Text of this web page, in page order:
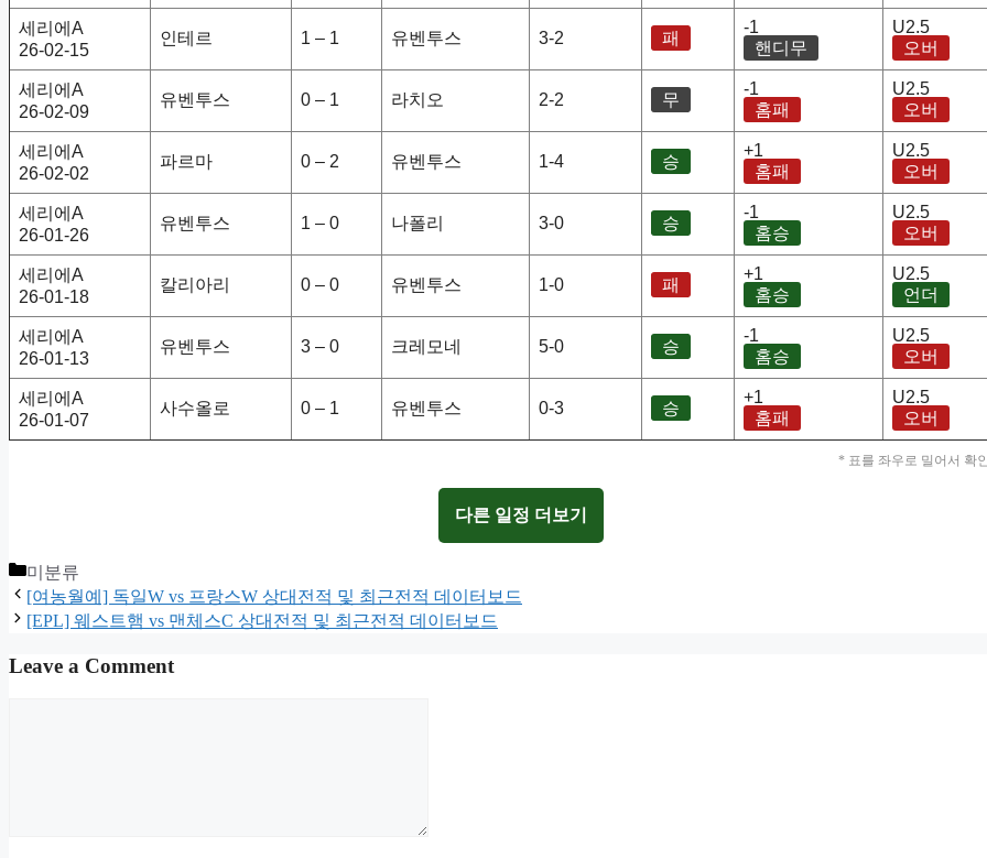
세리에A
26-02-15
인테르 1 – 1 유벤투스 3-2 패
-1
핸디무
U2.5
오버
세리에A
26-02-09
유벤투스 0 – 1 라치오 2-2 무
-1
홈패
U2.5
오버
세리에A
26-02-02
파르마 0 – 2 유벤투스 1-4 승
+1
홈패
U2.5
오버
세리에A
26-01-26
유벤투스 1 – 0 나폴리 3-0 승
-1
홈승
U2.5
오버
세리에A
26-01-18
칼리아리 0 – 0 유벤투스 1-0 패
+1
홈승
U2.5
언더
세리에A
26-01-13
유벤투스 3 – 0 크레모네 5-0 승
-1
홈승
U2.5
오버
세리에A
26-01-07
사수올로 0 – 1 유벤투스 0-3 승
+1
홈패
U2.5
오버
* 표를 좌우로 밀어서 확
다른 일정 더보기
Categories
미분류
[여농월예] 독일W vs 프랑스W 상대전적 및 최근전적 데이터보드
[EPL] 웨스트햄 vs 맨체스C 상대전적 및 최근전적 데이터보드
Leave a Comment